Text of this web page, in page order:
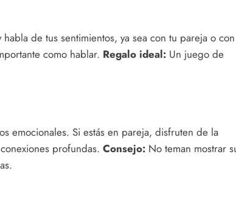
de tus sentimientos, ya sea con tu pareja o con
como hablar. Regalo ideal: Un juego de
emocionales. Si estás en pareja, disfruten de la
profundas. Consejo: No teman mostrar